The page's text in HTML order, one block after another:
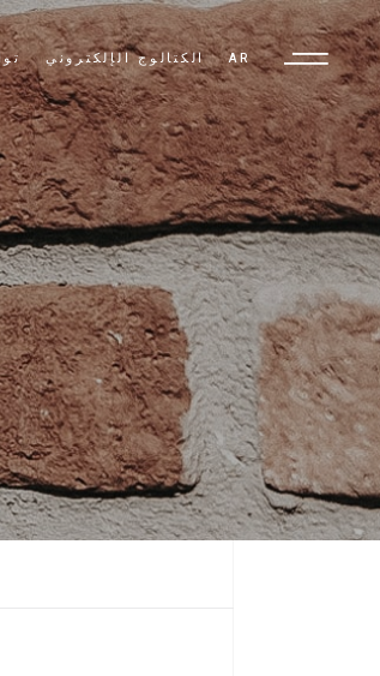
الكتالوج الإلكتروني AR
TR
EN
AR